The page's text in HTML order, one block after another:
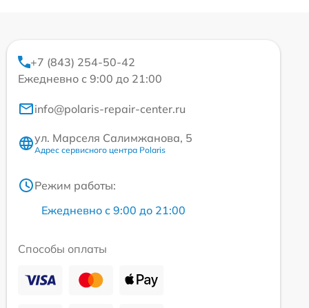
+7 (843) 254-50-42
Ежедневно с 9:00 до 21:00
info@polaris-repair-center.ru
ул. Марселя Салимжанова, 5
Адрес сервисного центра Polaris
Режим работы:
Ежедневно с 9:00 до 21:00
Способы оплаты